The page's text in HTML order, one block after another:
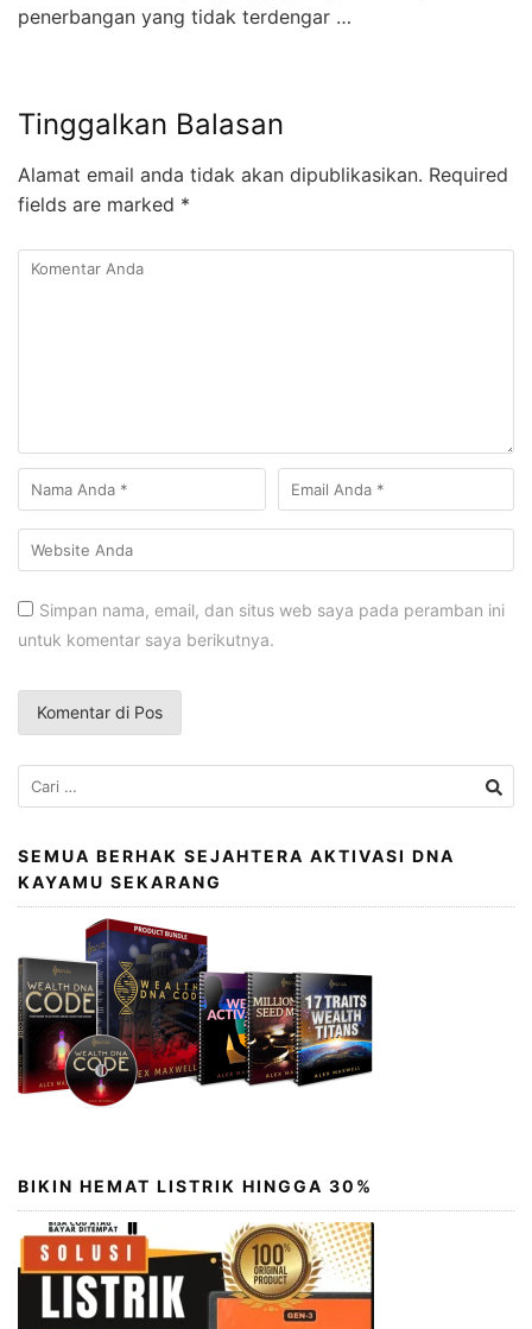
penerbangan yang tidak terdengar …
Tinggalkan Balasan
Alamat email anda tidak akan dipublikasikan. Required
fields are marked *
Simpan nama, email, dan situs web saya pada peramban ini
untuk komentar saya berikutnya.
Cari
untuk:
SEMUA BERHAK SEJAHTERA AKTIVASI DNA
KAYAMU SEKARANG
BIKIN HEMAT LISTRIK HINGGA 30%